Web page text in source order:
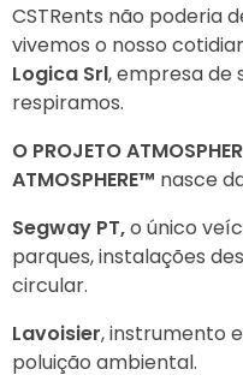
CSTRents não poderia
vivemos o nosso
Logica Srl, empresa de
respiramos.
O PROJETO
ATMOSPHERE™ nasce
Segway PT,o único
parques, instalações
circular.
Lavoisier, instrumento
poluição ambiental.